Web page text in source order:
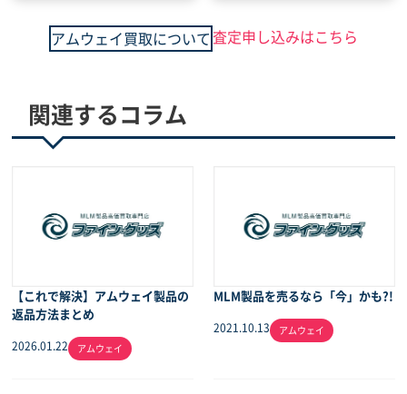
アムウェイ買取について査定申し込みはこちら
関連するコラム
【これで解決】アムウェイ製品の
返品方法まとめ
2026.01.22 アムウェイ
MLM製品を売るなら「今」かも?!
2021.10.13 アムウェイ